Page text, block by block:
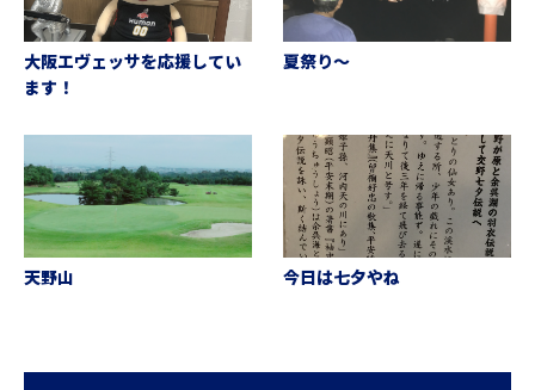
大阪エヴェッサを応援してい
ます！
夏祭り〜
天野山 今日は七夕やね